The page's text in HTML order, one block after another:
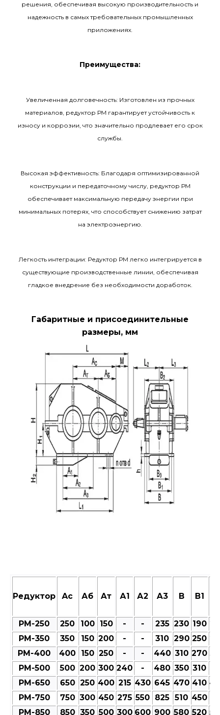
решения, обеспечивая высокую производительность и
надежность в самых требовательных промышленных
приложениях.
Преимущества:
Увеличенная долговечность: Изготовлен из прочных
материалов, редуктор РМ гарантирует устойчивость к
износу и коррозии, что значительно продлевает его срок
службы.
Высокая эффективность: Благодаря оптимизированной
конструкции и передаточному числу, редуктор РМ
обеспечивает максимальную передачу энергии при
минимальных потерях, что способствует снижению затрат
на электроэнергию.
Легкость интеграции: Редуктор РМ легко интегрируется в
существующие производственные линии, обеспечивая
гладкое внедрение без необходимости доработок.
Габаритные и присоединительные
размеры, мм
Редуктор Aс Аб Ат А1 А2 А3 В В1
РМ-250 250 100 150 - - 235 230 190
РМ-350
350 150 200 - - 310 290 250
РМ-400
400 150 250 - - 440 310 270
РМ-500
500 200 300 240 - 480 350 310
РМ-650
650 250 400 215 430 645 470 410
РМ-750
750 300 450 275 550 825 510 450
РМ-850
850 350 500 300 600 900 580 520